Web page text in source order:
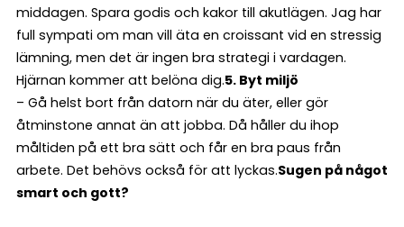
middagen. Spara godis och kakor till akutlägen. Jag har
full sympati om man vill äta en croissant vid en stressig
lämning, men det är ingen bra strategi i vardagen.
Hjärnan kommer att belöna dig.5. Byt miljö
– Gå helst bort från datorn när du äter, eller gör
åtminstone annat än att jobba. Då håller du ihop
måltiden på ett bra sätt och får en bra paus från
arbete. Det behövs också för att lyckas.Sugen på något
smart och gott?